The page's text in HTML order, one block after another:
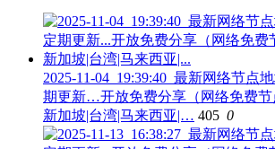
2025-11-04_19:39:40_最新网络节点
期更新…开放免费分享（网络免费节
新加坡|台湾|马来西亚|… 405 0